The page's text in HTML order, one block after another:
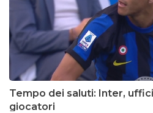
Tempo dei saluti: Inter,
giocatori